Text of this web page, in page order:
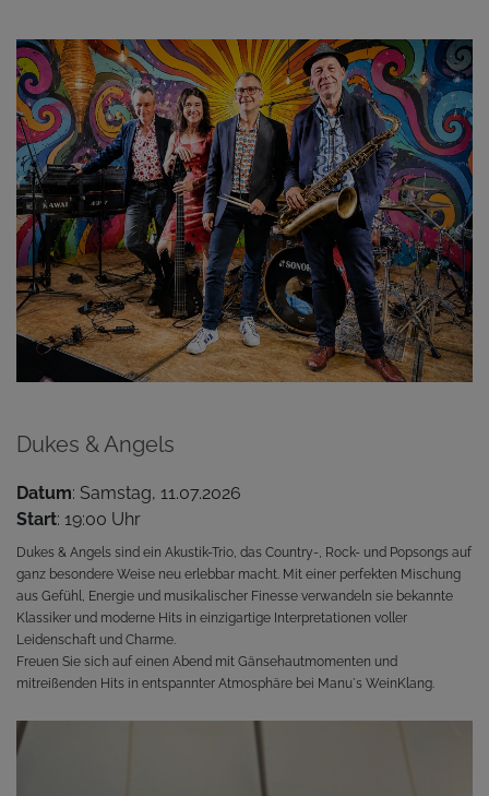
Dukes & Angels
Datum: Samstag, 11.07.2026
Start: 19:00 Uhr
Dukes & Angels sind ein Akustik-Trio, das Country-, Rock- und Popsongs auf
ganz besondere Weise neu erlebbar macht. Mit einer perfekten Mischung
aus Gefühl, Energie und musikalischer Finesse verwandeln sie bekannte
Klassiker und moderne Hits in einzigartige Interpretationen voller
Leidenschaft und Charme.
Freuen Sie sich auf einen Abend mit Gänsehautmomenten und
mitreißenden Hits in entspannter Atmosphäre bei Manu`s WeinKlang.